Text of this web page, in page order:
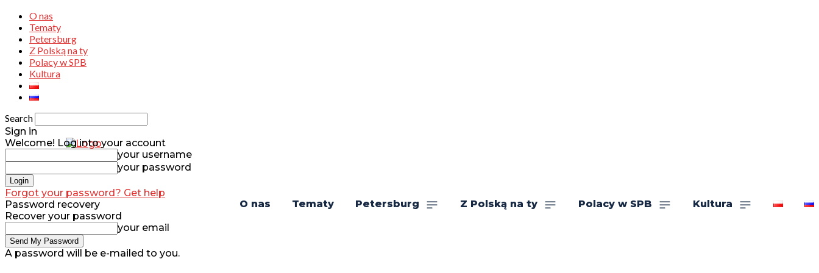
O nas
Tematy
Petersburg
Z Polską na ty
Polacy w SPB
Kultura
Search
O nas Tematy Petersburg Z Polską na ty Polacy w SPB Kultura
Sign in
Welcome! Log into your account
your username
your password
Forgot your password? Get help
Password recovery
Recover your password
your email
A password will be e-mailed to you.